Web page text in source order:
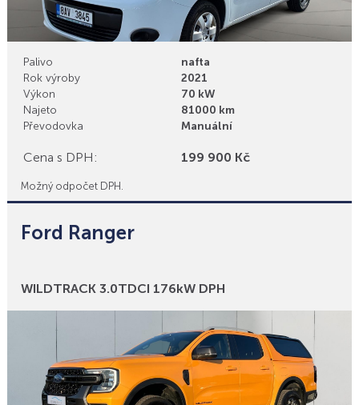
Palivo
nafta
Rok výroby
2021
Výkon
70 kW
Najeto
81000 km
Převodovka
Manuální
Cena s DPH: 199 900 Kč
Možný odpočet DPH.
Ford Ranger
Bonusy
WILDTRACK 3.0TDCI 176kW DPH